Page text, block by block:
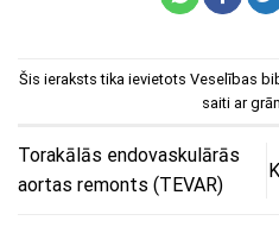
Šis ieraksts tika ievietots Veselības
saitiar
Torakālās endovaskulārās
aortas remonts (TEVAR)